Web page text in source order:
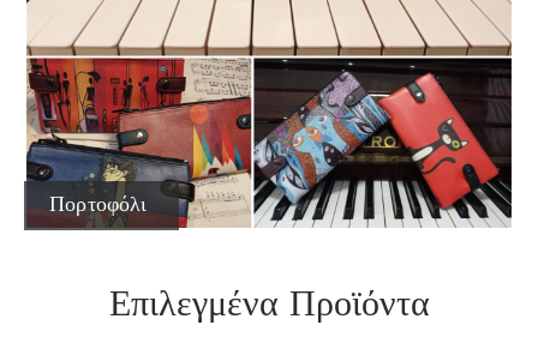
Πορτοφόλι
Επιλεγμένα Προϊόντα